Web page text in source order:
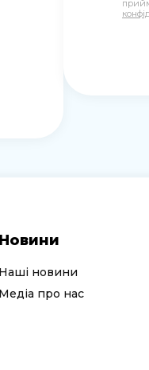
Новини
Наші новини
Медіа про нас